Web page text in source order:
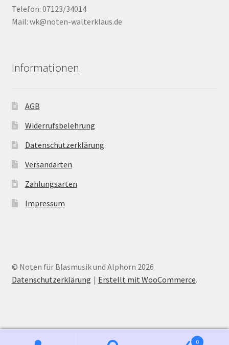
Telefon: 07123/34014
Mail: wk@noten-walterklaus.de
Informationen
AGB
Widerrufsbelehrung
Datenschutzerklärung
Versandarten
Zahlungsarten
Impressum
© Noten für Blasmusik und Alphorn 2026
Datenschutzerklärung
Erstellt mit WooCommerce.
0